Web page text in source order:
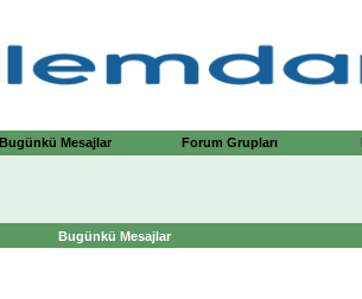
Bugünkü Mesajlar Forum Grupları
Bugünkü Mesajlar